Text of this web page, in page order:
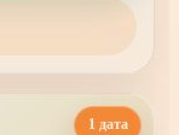
1 дата